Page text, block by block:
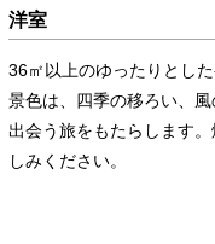
洋室
36㎡以上のゆったりとし
景色は、四季の移ろい、
出会う旅をもたらします
しみください。